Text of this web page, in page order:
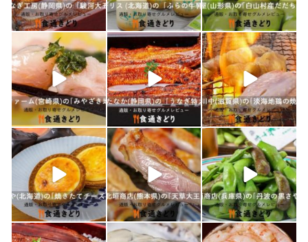
1月 26 1月 24 1月 23
shokutuu_kidori
1月 21
shokutuu_kidori
1月 19
shokutuu_kidori
1月 18
shokutuu_kidori
1月 17
shokutuu_kidori
1月 16
shokutuu_kidori
1月 15
shokutuu_kidori shokutuu_kidori shokutuu_kidori